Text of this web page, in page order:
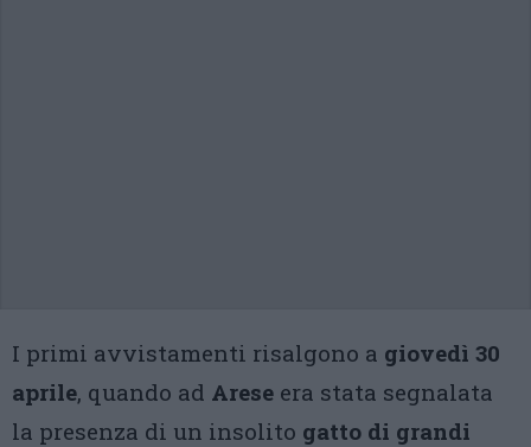
I primi avvistamenti risalgono a giovedì 30
aprile, quando ad Arese era stata segnalata
la presenza di un insolito gatto di grandi